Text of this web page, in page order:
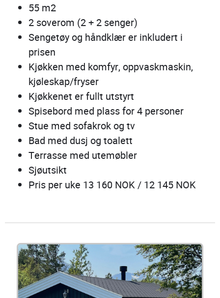
55 m2
2 soverom (2 + 2 senger)
Sengetøy og håndklær er inkludert i
prisen
Kjøkken med komfyr, oppvaskmaskin,
kjøleskap/fryser
Kjøkkenet er fullt utstyrt
Spisebord med plass for 4 personer
Stue med sofakrok og tv
Bad med dusj og toalett
Terrasse med utemøbler
Sjøutsikt
Pris per uke 13 160 NOK / 12 145 NOK